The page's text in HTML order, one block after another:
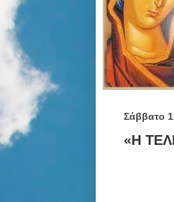
Σάββατο
«Η